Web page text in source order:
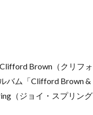
Brown（クリフ
バム「Clifford Brown
（ジョイ・スプリン